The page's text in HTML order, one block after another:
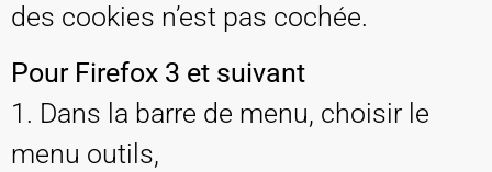
des cookies n’est pas cochée.
Pour Firefox 3 et suivant
1. Dans la barre de menu, choisir le
menu outils,